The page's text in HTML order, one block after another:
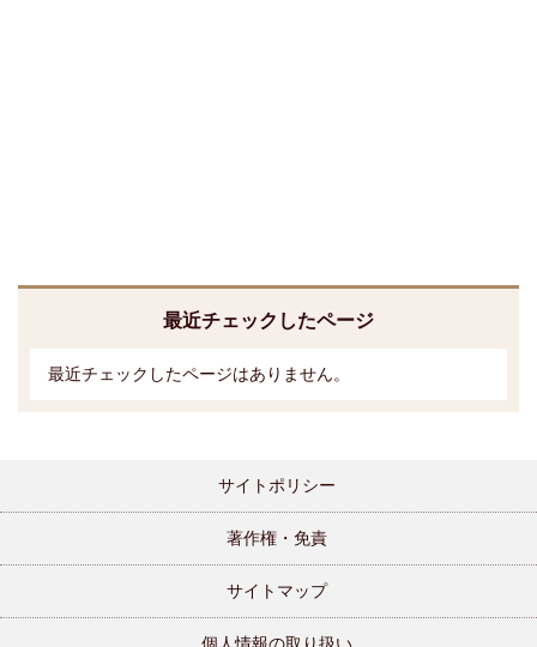
最近チェックしたページ
最近チェックしたページはありません。
サイトポリシー
著作権・免責
サイトマップ